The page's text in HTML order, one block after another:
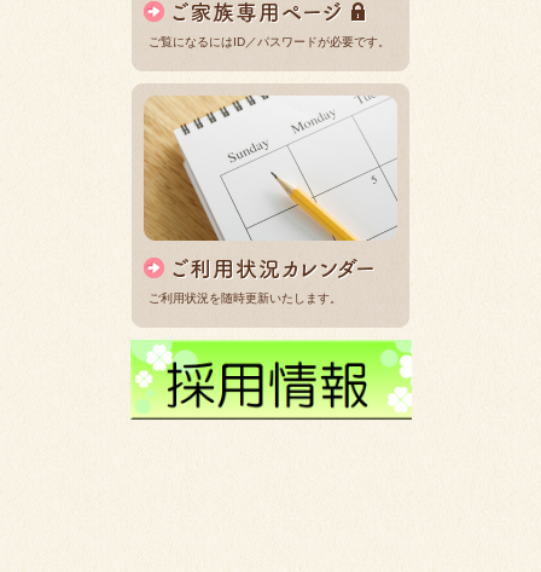
ご覧になるにはID／パスワードが必要です。
ご利用状況を随時更新いたします。